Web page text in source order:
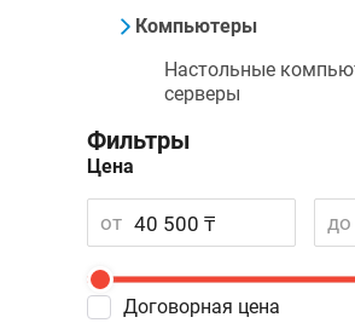
Компьютеры
Настольные
серверы
Фильтры
Цена
от до
Договорная цена